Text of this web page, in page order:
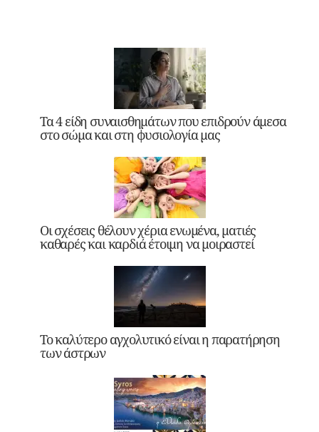
Τα 4 είδη συναισθημάτων που επιδρούν άμεσα
στο σώμα και στη φυσιολογία μας
Οι σχέσεις θέλουν χέρια ενωμένα, ματιές
καθαρές και καρδιά έτοιμη να μοιραστεί
Το καλύτερο αγχολυτικό είναι η παρατήρηση
των άστρων